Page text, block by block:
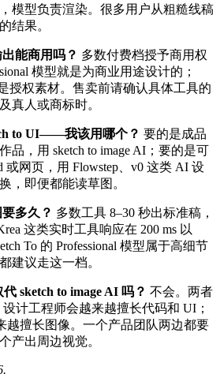
模型负责渲染。很多用户从粗糙线稿
结果。
能商用吗？ 多数付费档授予商用权
模型就是为商业用途设计的；
授权素材。售卖前请确认具体工具的
真人或商标时。
to UI——我该用哪个？ 要的是成品
品，用 sketch to image AI；要的是可
或网页，用 Flowstep、v0 这类 AI 设
，即便都能读草图。
多久？ 多数工具 8–30 秒出标准稿，
这类实时工具响应在 200 ms 以
To 的 Professional 模型属于高细节
建议走这一档。
sketch to image AI 吗？ 不会。两者
计工程师会越来越擅长代码和 UI；
越擅长图像。一个产品团队两边都要
出周边视觉。